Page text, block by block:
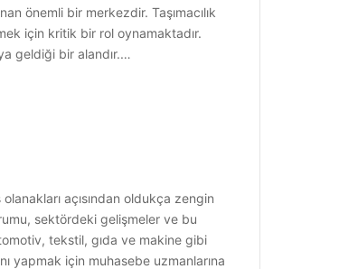
önemli bir merkezdir. Taşımacılık
için kritik bir rol oynamaktadır.
geldiği bir alandır.…
açısından oldukça zengin
sektördeki gelişmeler ve bu
tekstil, gıda ve makine gibi
yapmak için muhasebe uzmanlarına